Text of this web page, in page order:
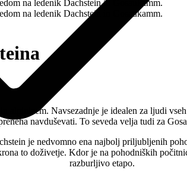
Navsezadnje je idealen za ljudi
navduševati. To seveda velja tudi za
je nedvomno ena najbolj priljubljenih
to doživetje. Kdor je na pohodniških
razburljivo etapo.